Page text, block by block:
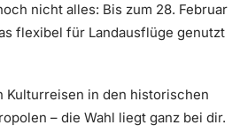
nicht alles: Bis zum 28. Februar
flexibel für Landausflüge genutzt
Kulturreisen in den historischen
– die Wahl liegt ganz bei dir.